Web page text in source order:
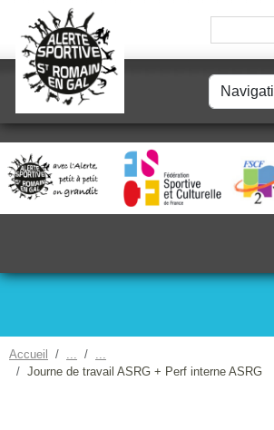
Accueil
Journe de travail ASRG + Perf interne ASRG
Panneau de gestion des cookies